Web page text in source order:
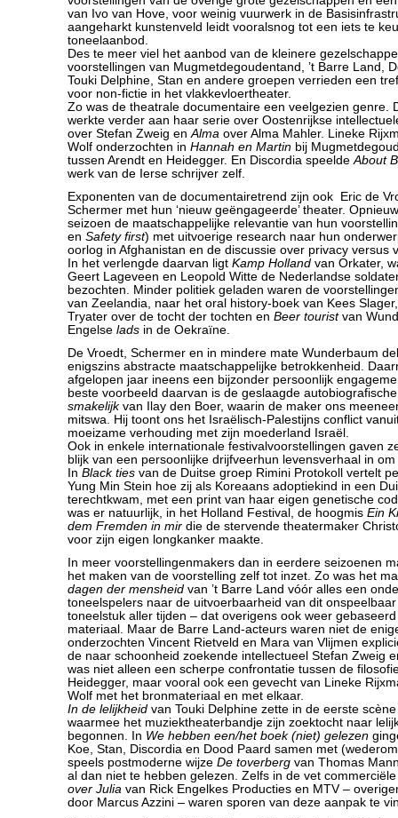
van Ivo van Hove, voor weinig vuurwerk in de
aangeharkt kunstenveld leidt vooralsnog tot een iets te
toneelaanbod.
Des te meer viel het aanbod van de kleinere
voorstellingen van Mugmetdegoudentand, ’t Barre Land,
Touki Delphine, Stan en andere groepen verrieden een
voor non-fictie in het vlakkevloertheater.
Zo was de theatrale documentaire een veelgezien genre.
werkte verder aan haar serie over Oostenrijkse
over Stefan Zweig enAlma over Alma Mahler. Lineke
Wolf onderzochten in Hannah en Martin bij
tussen Arendt en Heidegger. En Discordia speeldeAbout
werk van de Ierse schrijver zelf.
Exponenten van de documentairetrend zijn ook Eric de
Schermer met hun ‘nieuw geëngageerde’ theater.
seizoen de maatschappelijke relevantie van hun
en Safety first) met uitvoerige research naar hun
oorlog in Afghanistan en de discussie over privacy versus
In het verlengde daarvan ligt Kamp Holland van Orkater,
Geert Lageveen en Leopold Witte de Nederlandse
bezochten. Minder politiek geladen waren de
van Zeelandia, naar het oral history-boek van Kees
Tryater over de tocht der tochten en Beer touristvan
Engelse lads in de Oekraïne.
De Vroedt, Schermer en in mindere mate Wunderbaum
enigszins abstracte maatschappelijke betrokkenheid.
afgelopen jaar ineens een bijzonder persoonlijk
beste voorbeeld daarvan is de geslaagde
smakelijkvan Ilay den Boer, waarin de maker ons
mitswa. Hij toont ons het Israëlisch-Palestijns conflict
moeizame verhouding met zijn moederland Israël.
Ook in enkele internationale festivalvoorstellingen gaven
blijk van een persoonlijke drijfveerhun levensverhaal in
In Black ties van de Duitse groep Rimini Protokoll vertelt
Yung Min Stein hoe zij als Koreaans adoptiekind in een
terechtkwam, met een print van haar eigen genetische
was er natuurlijk, in het Holland Festival, de hoogmis Ein
dem Fremden in mir die de stervende theatermaker
voor zijn eigen longkanker maakte.
In meer voorstellingenmakers dan in eerdere seizoenen
het maken van de voorstelling zelf tot inzet. Zo was het
dagen der mensheid van ’t Barre Land vóór alles een
toneelspelers naar de uitvoerbaarheid van dit
toneelstuk aller tijden – dat overigens ook weer
materiaal. Maar de Barre Land-acteurs waren niet de
onderzochten Vincent Rietveld en Mara van Vlijmen
de naar schoonheid zoekende intellectueel Stefan Zweig
was niet alleen een scherpe confrontatie tussen de
Heidegger, maar vooral ook een gevecht van Lineke
Wolf met het bronmateriaal en met elkaar.
In de lelijkheid van Touki Delphine zette in de eerste
waarmee het muziektheaterbandje zijn zoektocht naar
begonnen. In We hebben een/het boek (niet) gelezen
Koe, Stan, Discordia en Dood Paard samen met
speels postmoderne wijze De toverberg van Thomas
al dan niet te hebben gelezen. Zelfs in de vet
over Julia van Rick Engelkes Producties en MTV –
door Marcus Azzini – waren sporen van deze aanpak te